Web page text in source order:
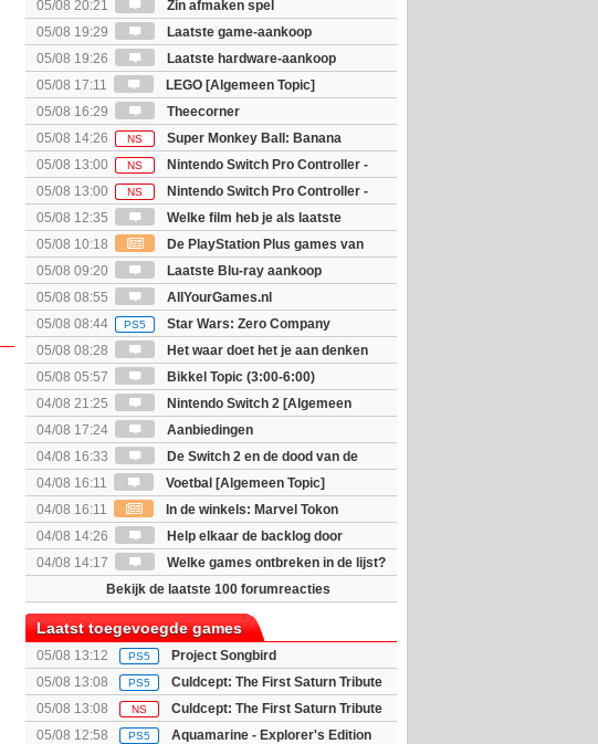
05/08 20:21
Zin afmaken spel
05/08 19:29
Laatste game-aankoop
05/08 19:26
Laatste hardware-aankoop
05/08 17:11
LEGO [Algemeen Topic]
05/08 16:29
Theecorner
05/08 14:26
NS
Super Monkey Ball: Banana
Rumble
05/08 13:00 NS
Nintendo Switch Pro Controller -
Splatoon 3 Edition
05/08 13:00 NS
Nintendo Switch Pro Controller -
Monster Hunter Rise Sunbreak Edition
05/08 12:35
Welke film heb je als laatste
gezien?
05/08 10:18
De PlayStation Plus games van
augustus zijn bekend
05/08 09:20
Laatste Blu-ray aankoop
05/08 08:55
AllYourGames.nl
05/08 08:44
PS5
Star Wars: Zero Company
05/08 08:28
Het waar doet het je aan denken
spel! (3 posts wachten!)
05/08 05:57
Bikkel Topic (3:00-6:00)
04/08 21:25
Nintendo Switch 2 [Algemeen
Topic]
04/08 17:24
Aanbiedingen
04/08 16:33
De Switch 2 en de dood van de
'echte' fysieke game: Accepteren of boycotten?
04/08 16:11
Voetbal [Algemeen Topic]
04/08 16:11
In de winkels: Marvel Tokon
Fighting Souls & Beast of Reincarnation
04/08 14:26
Help elkaar de backlog door
04/08 14:17
Welke games ontbreken in de lijst?
Bekijk de laatste 100 forumreacties
Laatst toegevoegde games
05/08 13:12 PS5
Project Songbird
05/08 13:08
PS5
Culdcept: The First Saturn Tribute
- Cepter Edition
05/08 13:08 NS
Culdcept: The First Saturn Tribute
- Cepter Edition
05/08 12:58 PS5 Aquamarine - Explorer's Edition